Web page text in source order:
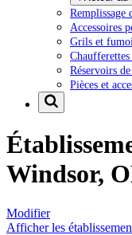
Remplissage
Accessoires
Grils et
Réservoirs
Pièces et
Windsor,
Modifier
Afficher les